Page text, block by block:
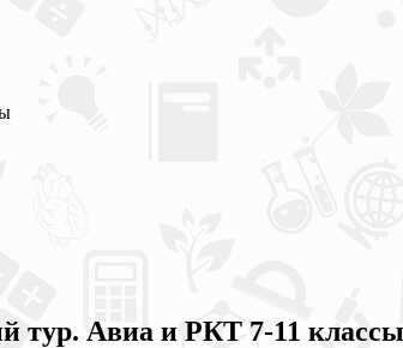
тур. Авиа и РКТ 7-11 классы